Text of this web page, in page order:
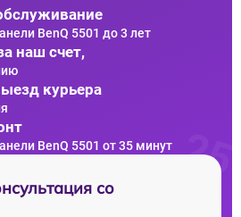
BenQ 5501 до 3 лет
наш счет,
курьера
BenQ 5501 от 35 минут
со